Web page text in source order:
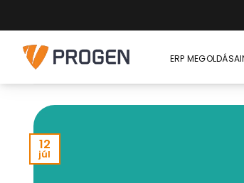
content
ERP
12
júl